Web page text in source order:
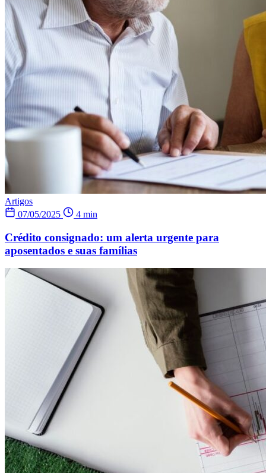
Artigos
07/05/2025
4 min
Crédito consignado: um alerta urgente para
aposentados e suas famílias